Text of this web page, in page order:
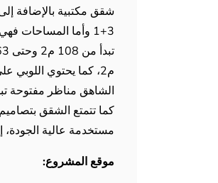
الشاهق مناظر مفتوحة
كما تتمتع الشقق
مستخدمة عالية الجودة،
موقع المشروع: